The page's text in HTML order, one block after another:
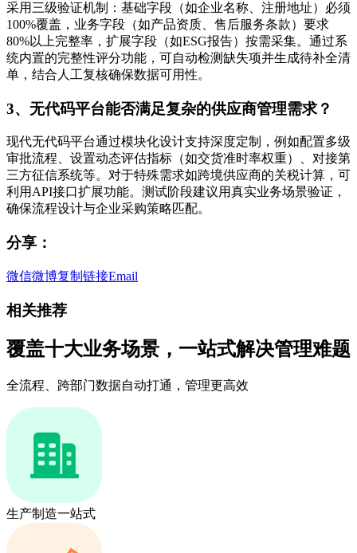
采用三级验证机制：基础字段（如企业名称、注册地址）必须
100%覆盖，业务字段（如产品资质、售后服务条款）要求
80%以上完整率，扩展字段（如ESG报告）按需采集。通过系
统内置的完整性评分功能，可自动检测缺失项并生成待补全清
单，结合人工复核确保数据可用性。
3、无代码平台能否满足复杂的供应商管理需求？
现代无代码平台通过模块化设计支持深度定制，例如配置多级
审批流程、设置动态评估指标（如交货准时率权重）、对接第
三方征信系统等。对于特殊需求如跨境供应商的关税计算，可
利用API接口扩展功能。测试阶段建议用真实业务场景验证，
确保流程设计与企业采购策略匹配。
分享：
微信微博复制链接Email
相关推荐
覆盖十大业务场景，一站式解决管理难题
全流程、跨部门数据自动打通，管理更高效
生产制造一站式